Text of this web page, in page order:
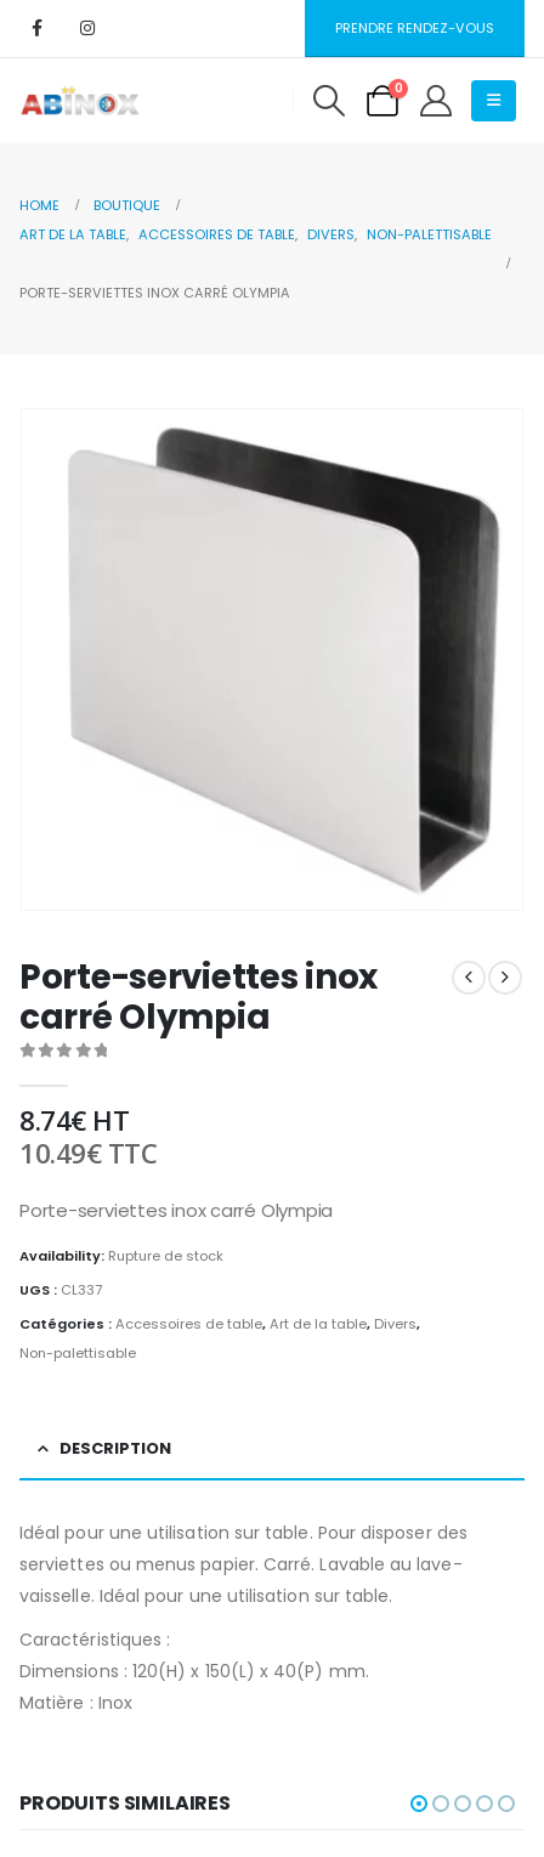
PRENDRE RENDEZ-VOUS
0
HOME
BOUTIQUE
ART DE LA TABLE, ACCESSOIRES DE TABLE, DIVERS, NON-PALETTISABLE
PORTE-SERVIETTES INOX CARRÉ OLYMPIA
Porte-serviettes inox
carré Olympia
8.74€HT
10.49€TTC
Porte-serviettes inox carré Olympia
Availability: Rupture de stock
UGS : CL337
Catégories :Accessoires de table,Art de la table, Divers,
Non-palettisable
DESCRIPTION
Idéal pour une utilisation sur table. Pour disposer des
serviettes ou menus papier. Carré. Lavable au lave-
vaisselle. Idéal pour une utilisation sur table.
Caractéristiques :
Dimensions : 120(H) x 150(L) x 40(P) mm.
Matière : Inox
PRODUITS SIMILAIRES